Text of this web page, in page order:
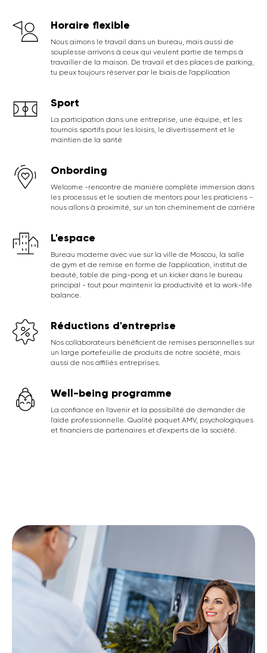
Horaire flexible
Nous aimons le travail dans un bureau, mais aussi de
souplesse arrivons à ceux qui veulent partie de temps à
travailler de la maison. De travail et des places de parking,
tu peux toujours réserver par le biais de l'application
Sport
La participation dans une entreprise, une équipe, et les
tournois sportifs pour les loisirs, le divertissement et le
maintien de la santé
Onbording
Welcome -rencontre de manière complète immersion dans
les processus et le soutien de mentors pour les praticiens -
nous allons à proximité, sur un ton cheminement de carrière
L'espace
Bureau moderne avec vue sur la ville de Moscou, la salle
de gym et de remise en forme de l'application, institut de
beauté, table de ping-pong et un kicker dans le bureau
principal - tout pour maintenir la productivité et la work-life
balance.
Réductions d'entreprise
Nos collaborateurs bénéficient de remises personnelles sur
un large portefeuille de produits de notre société, mais
aussi de nos affiliés entreprises.
Well-being programme
La confiance en l'avenir et la possibilité de demander de
l'aide professionnelle. Qualité paquet AMV, psychologiques
et financiers de partenaires et d'experts de la société.